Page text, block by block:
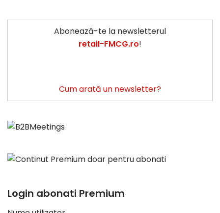
Abonează-te la newsletterul
retail-FMCG.ro!
Cum arată un newsletter?
Login abonati Premium